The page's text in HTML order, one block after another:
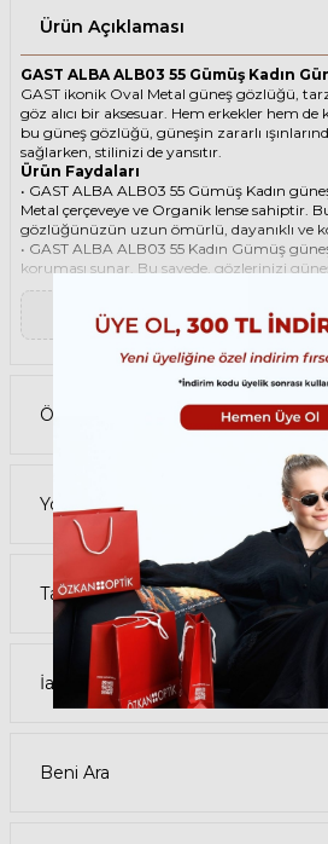
Ürün Açıklaması
GAST ALBA ALB03 55 Gümüş Kadın
GAST ikonik Oval Metal güneş gözlüğü,
göz alıcı bir aksesuar. Hem erkekler hem
bu güneş gözlüğü, güneşin zararlı
sağlarken, stilinizi de yansıtır.
Ürün Faydaları
• GAST ALBA ALB03 55 Gümüş Kadın
Metal çerçeveye ve Organik lense sahiptir.
gözlüğünüzün uzun ömürlü, dayanıklı ve
• GAST ALBA ALB03 55 Kadın Gümüş
koruması sunar. Bu sayede, gözlerinizi
korur ve göz sağlığınızı korur. Yeşil cam
filtreler ve her ortamda rahat bir görüş
Paket İçeriği
• GAST ALBA ALB03 55 Gümüş Kadın
• Gözlük temizleme spreyi
• Gözlük temizleme bezi
Ürün Kullanımı
havalarda veya ışığın fazla olduğu
Güneş gözlüğünüzü, yüz şeklinize uygun
pedlerini ayarlayın. Güneş gözlüğünüzü
koyun ve temiz bir bezle silin.
• GAST Oval Metal güneş gözlüğünüzü,
kombinleyebilirsiniz. Güneş gözlüğünüz
tarzlarla uyum sağlar. Güneş
takım elbise gibi giysilerle birlikte
Satın Alma Bilgileri
• GAST ALBA ALB03 55 Gümüş Kadın
durumu sınırlıdır, elinizi çabuk tutun.
veya hemen al butonuna tıklayarak sipariş
• Ödeme seçenekleri arasında kredi kartı,
taksit seçenekleri bulunmaktadır. Güvenli
verilir. 500 TL ve üzeri alışverişlerde kargo
▼ Devamını
Ödeme Seçenekleri
Yorumlar
Tavsiye Et
İade Koşulları
Beni Ara